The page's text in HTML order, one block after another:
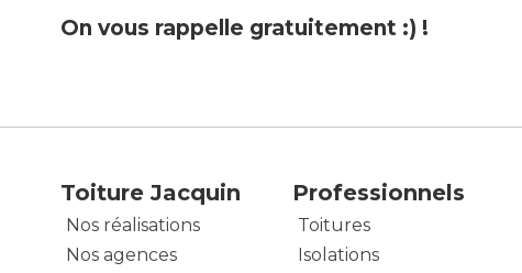
On vous rappelle gratuitement :) !
Toiture Jacquin
Nos réalisations
Nos agences
Professionnels
Toitures
Isolations